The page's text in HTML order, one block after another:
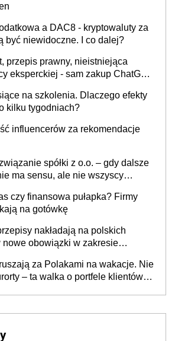
a DAC8 - kryptowaluty za
być niewidoczne. I co dalej?
przepis prawny, nieistniejąca
eksperckiej - sam zakup ChatGPT
na szkolenia. Dlaczego efekty
kilku tygodniach?
influencerów za rekomendacje
spółki z o.o. – gdy dalsze
ma sensu, ale nie wszyscy
czy finansowa pułapka? Firmy
na gotówkę
nakładają na polskich
nowe obowiązki w zakresie
za Polakami na wakacje. Nie
– ta walka o portfele klientów